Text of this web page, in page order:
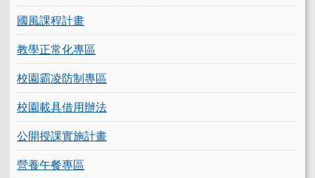
國風課程計畫
教學正常化專區
校園霸凌防制專區
校園載具借用辦法
公開授課實施計畫
營養午餐專區